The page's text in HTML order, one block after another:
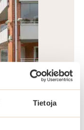
Tietoja